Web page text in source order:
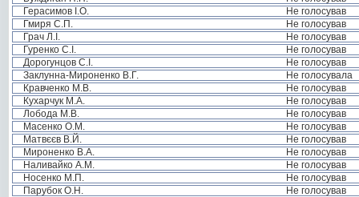
Герасимов І.О.
Не голосував
Гмиря С.П.
Не голосував
Грач Л.І.
Не голосував
Гуренко С.І.
Не голосував
Дорогунцов С.І.
Не голосував
Заклунна-Мироненко В.Г.
Не голосувала
Кравченко М.В.
Не голосував
Кухарчук М.А.
Не голосував
Лобода М.В.
Не голосував
Масенко О.М.
Не голосував
Матвєєв В.Й.
Не голосував
Мироненко В.А.
Не голосував
Наливайко А.М.
Не голосував
Носенко М.П.
Не голосував
Парубок О.Н.
Не голосував